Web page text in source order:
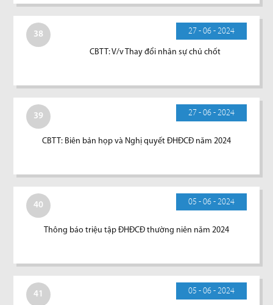
38 27 - 06 - 2024
CBTT: V/v Thay đổi nhân sự chủ chốt
39 27 - 06 - 2024
CBTT: Biên bản họp và Nghị quyết ĐHĐCĐ năm 2024
40 05 - 06 - 2024
Thông báo triệu tập ĐHĐCĐ thường niên năm 2024
41 05 - 06 - 2024